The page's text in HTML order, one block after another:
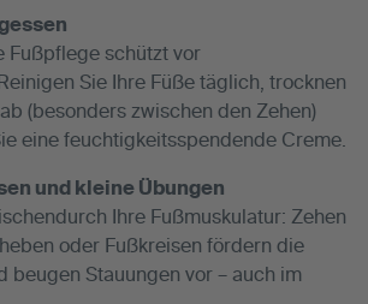
Fußpflege schützt vor
Sie Ihre Füße täglich, trocknen
(besonders zwischen den Zehen)
eine feuchtigkeitsspendende Creme.
und kleine Übungen
Ihre Fußmuskulatur: Zehen
oder Fußkreisen fördern die
beugen Stauungen vor – auch im